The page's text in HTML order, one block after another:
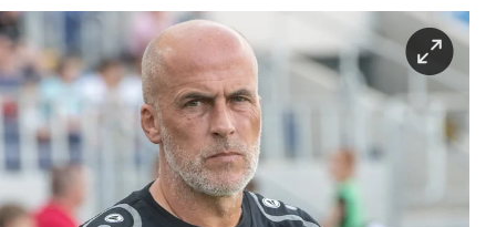
sport
berlin
nord
wahrheit